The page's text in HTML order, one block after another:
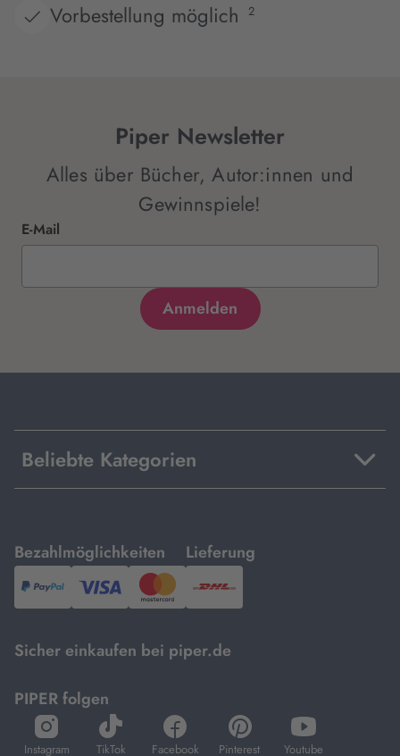
Vorbestellung möglich 2
Piper Newsletter
Alles über Bücher, Autor:innen und
Gewinnspiele!
E-Mail
Beliebte Kategorien
Bezahlmöglichkeiten
mit
PayPal,Visa
und
Lieferung
mit
DHL.
Sicher einkaufen bei piper.de
PIPER folgen
Instagram
öffnet
in
TikTok
öffnet
in
Facebook
öffnet
in
Pinterest
öffnet
in
Youtube
öffnet
in